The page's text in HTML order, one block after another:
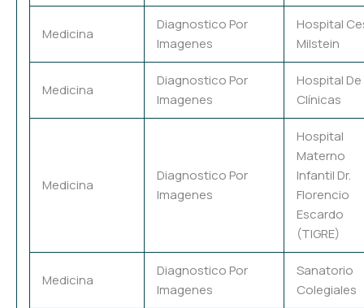
Medicina
Diagnostico Por
Imagenes
Hospital
Milstein
Medicina
Diagnostico Por
Imagenes
Hospital De
Clínicas
Medicina
Diagnostico Por
Imagenes
Hospital
Materno
Infantil Dr.
Florencio
Escardo
(TIGRE)
Medicina
Diagnostico Por
Imagenes
Sanatorio
Colegiales